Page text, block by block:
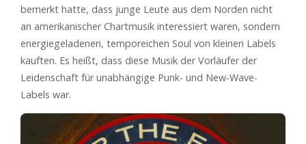
bemerkt hatte, dass junge Leute aus dem Norden nicht
an amerikanischer Chartmusik interessiert waren, sondern
energiegeladenen, temporeichen Soul von kleinen Labels
kauften. Es heißt, dass diese Musik der Vorläufer der
Leidenschaft für unabhängige Punk- und New-Wave-
Labels war.